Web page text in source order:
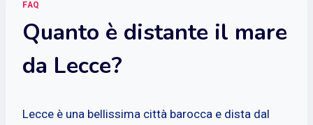
FAQ
Quanto è distante il mare
da Lecce?
Lecce è una bellissima città barocca e dista dal